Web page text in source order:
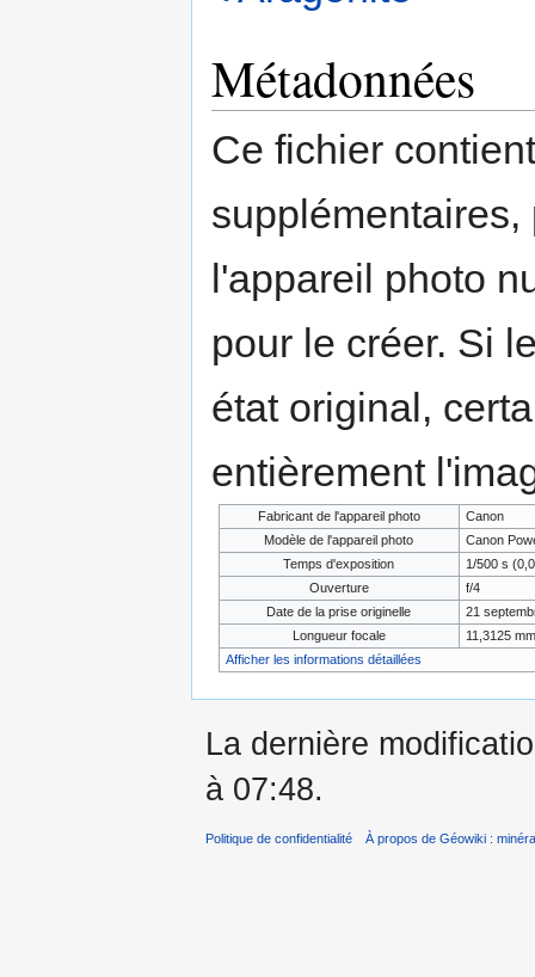
Métadonnées
Ce fichier
l'appareil photo
pour le créer. Si
état original,
entièrement
Fabricant de l'appareil photo
Canon
Modèle de l'appareil photo
Canon
Temps d'exposition
1/500 s
Ouverture
f/4
Date de la prise originelle
21
Longueur focale
11,3125 mm
Afficher les informations détaillées
La dernière
à 07:48.
Politique de confidentialité À propos de Géowiki :